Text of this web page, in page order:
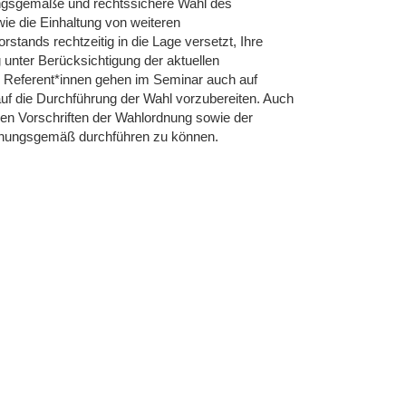
und rechtssichere Wahl des
die Einhaltung von weiteren
rechtzeitig in die Lage versetzt, Ihre
Berücksichtigung der aktuellen
gehen im Seminar auch auf
die Durchführung der Wahl vorzubereiten. Auch
Vorschriften der Wahlordnung sowie der
durchführen zu können.